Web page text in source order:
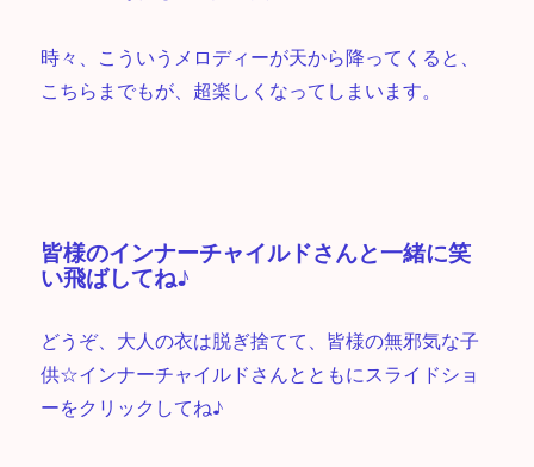
時々、こういうメロディーが天から降ってくると、
こちらまでもが、超楽しくなってしまいます。
皆様のインナーチャイルドさんと一緒に笑
い飛ばしてね♪
どうぞ、大人の衣は脱ぎ捨てて、皆様の無邪気な子
供☆インナーチャイルドさんとともにスライドショ
ーをクリックしてね♪